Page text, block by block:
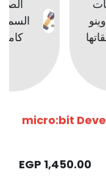
micro:bit
1,450.00